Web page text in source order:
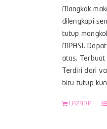
Mangkok
dilengkapi
tutup
MPASI.
atas.
Terdiri dari
biru tutup
LAZADA